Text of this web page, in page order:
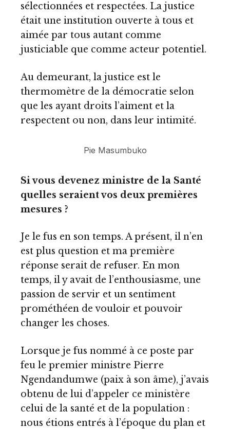
sélectionnées et respectées. La justice
était une institution ouverte à tous et
aimée par tous autant comme
justiciable que comme acteur potentiel.
Au demeurant, la justice est le
thermomètre de la démocratie selon
que les ayant droits l’aiment et la
respectent ou non, dans leur intimité.
Pie Masumbuko
Si vous devenez ministre de la Santé
quelles seraient vos deux premières
mesures ?
Je le fus en son temps. A présent, il n’en
est plus question et ma première
réponse serait de refuser. En mon
temps, il y avait de l’enthousiasme, une
passion de servir et un sentiment
prométhéen de vouloir et pouvoir
changer les choses.
Lorsque je fus nommé à ce poste par
feu le premier ministre Pierre
Ngendandumwe (paix à son âme), j’avais
obtenu de lui d’appeler ce ministère
celui de la santé et de la population :
nous étions entrés à l’époque du plan et